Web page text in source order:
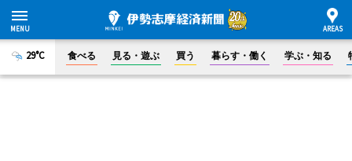
29°C 食べる 見る・遊ぶ 買う 暮らす・働く 学ぶ・知る